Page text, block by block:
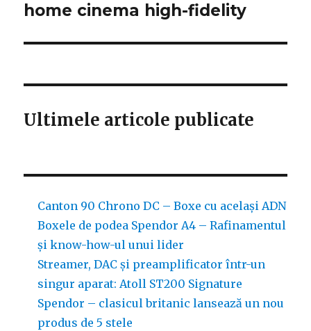
articole
home cinema high-fidelity
Ultimele articole publicate
Canton 90 Chrono DC – Boxe cu același ADN
Boxele de podea Spendor A4 – Rafinamentul
și know-how-ul unui lider
Streamer, DAC și preamplificator într-un
singur aparat: Atoll ST200 Signature
Spendor – clasicul britanic lansează un nou
produs de 5 stele